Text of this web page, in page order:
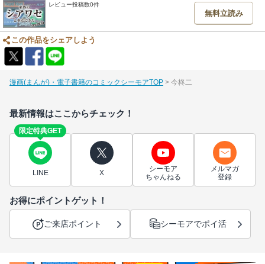
レビュー投稿数0件
無料立読み
この作品をシェアしよう
漫画(まんが)・電子書籍のコミックシーモアTOP 今柊二
最新情報はここからチェック！
限定特典GET
LINE X
シーモア
ちゃんねる
メルマガ
登録
お得にポイントゲット！
ご来店ポイント シーモアでポイ活